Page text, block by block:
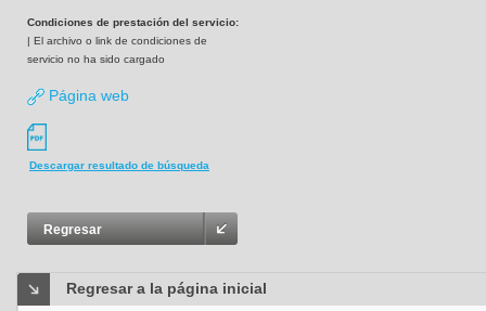
Condiciones de prestación del servicio:
| El archivo o link de condiciones de
servicio no ha sido cargado
Página web
Descargar resultado de búsqueda
Regresar
Regresar a la página inicial